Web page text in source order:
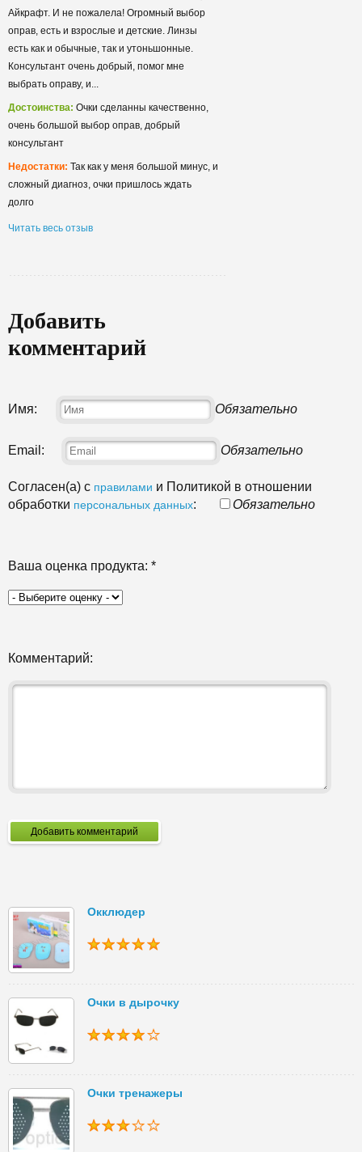
Айкрафт. И не пожалела! Огромный выбор
оправ, есть и взрослые и детские. Линзы
есть как и обычные, так и утоньшонные.
Консультант очень добрый, помог мне
выбрать оправу, и...
Достоинства: Очки сделанны качественно,
очень большой выбор оправ, добрый
консультант
Недостатки: Так как у меня большой минус, и
сложный диагноз, очки пришлось ждать
долго
Читать весь отзыв
Добавить
комментарий
Имя: Обязательно
Email: Обязательно
Согласен(а) с правилами и Политикой в отношении
обработки персональных данных: Обязательно
Ваша оценка продукта: *
Комментарий:
Добавить комментарий
Окклюдер
Очки в дырочку
Очки тренажеры